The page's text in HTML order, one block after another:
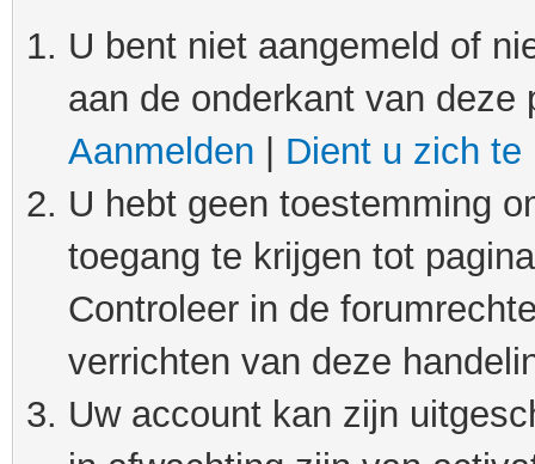
U bent niet aangemeld of
aan de onderkant van
Aanmelden
Dient u zich te
U hebt geen toestemming
toegang te krijgen tot
Controleer in de
verrichten van deze
Uw account kan zijn